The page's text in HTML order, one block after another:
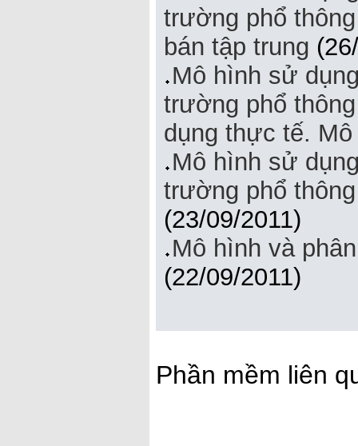
trường phổ
bán tập trung
Mô hình sử
trường phổ
dụng thực tế.
Mô hình sử
trường phổ
(23/09/2011)
Mô hình và
(22/09/2011)
Phần mềm liên